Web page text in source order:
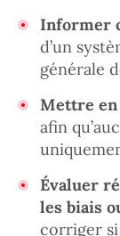
Informer
d’un
générale
Mettre en
afin
Évaluer
les biais
corriger si